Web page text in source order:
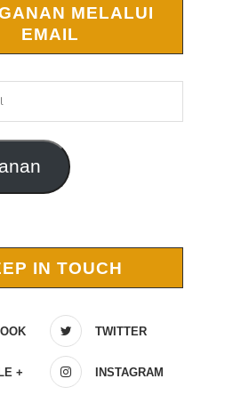
MELALUI
EMAIL
IN TOUCH
TWITTER
+ INSTAGRAM